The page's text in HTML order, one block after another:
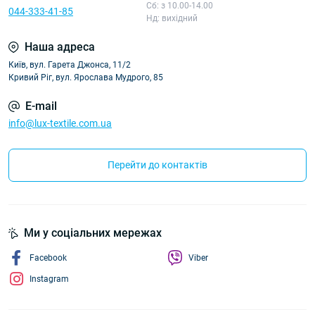
044-333-41-85
Сб: з 10.00-14.00
Нд: вихідний
Наша адреса
Київ, вул. Гарета Джонса, 11/2
Кривий Ріг, вул. Ярослава Мудрого, 85
E-mail
info@lux-textile.com.ua
Перейти до контактів
Ми у соціальних мережах
Facebook
Instagram
Viber